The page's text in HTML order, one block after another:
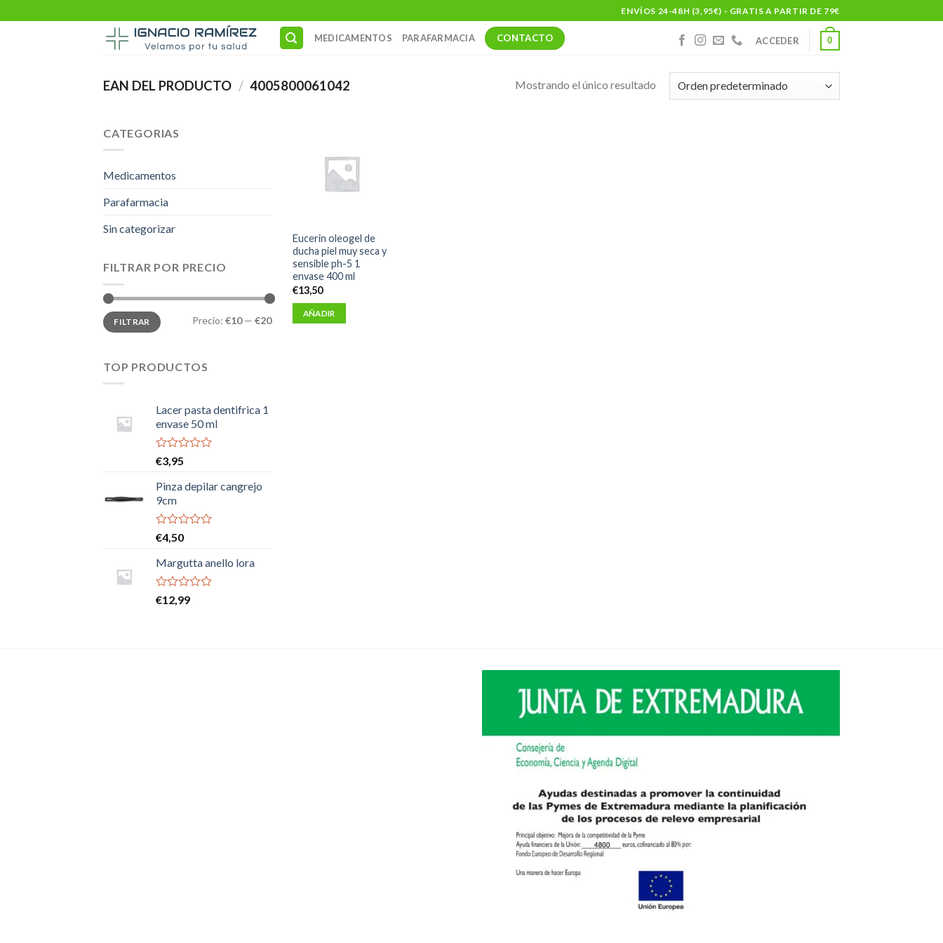
to
ENVÍOS 24-48H (3,95€) - GRATIS A PARTIR DE 79€
MEDICAMENTOS PARAFARMACIA CONTACTO ACCEDER 0
EAN DEL PRODUCTO / 4005800061042 Mostrando el único resultado
CATEGORIAS
Medicamentos
Parafarmacia
Sin categorizar
FILTRAR POR PRECIO
Precio
mínimo
Precio
máximo
FILTRAR Precio: €10— €20
TOP PRODUCTOS
Lacer pasta dentifrica 1
envase 50 ml
Valorado
con
0
de
5
€3,95
Pinza depilar cangrejo
9cm
Valorado
con
0
de
5
€4,50
Margutta anello lora
Valorado
€12,99
Eucerin oleogel de
ducha piel muy seca y
sensible ph-5 1
envase 400 ml
€13,50
AÑADIR